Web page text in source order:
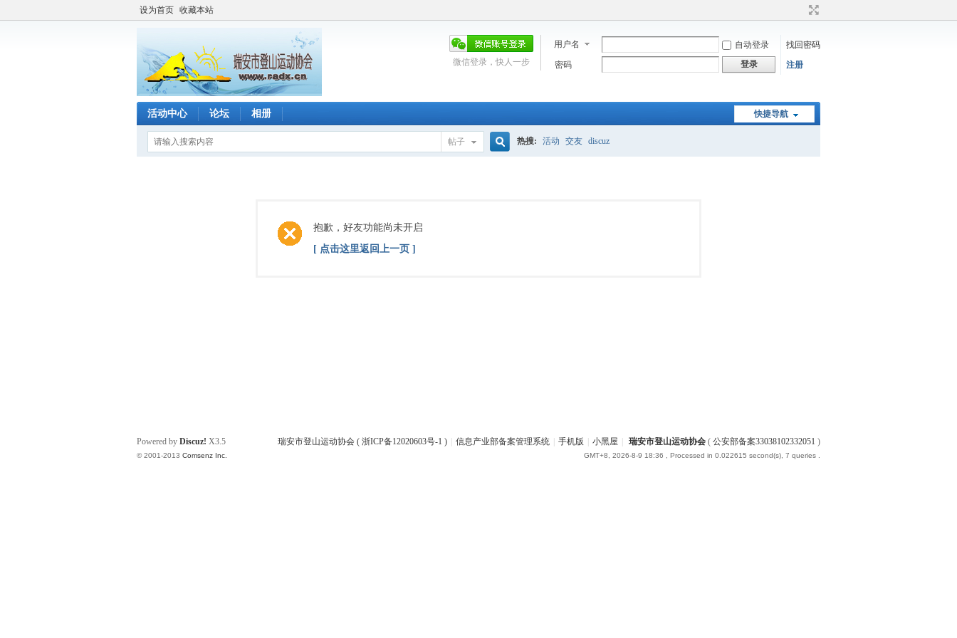
设为首页 收藏本站
用户名 自动登录
找回密码
密码
登录 注册
微信登录，快人一步
快捷导航
活动中心 论坛 相册
帖子 热搜: 活动 交友 discuz
抱歉，好友功能尚未开启
[ 点击这里返回上一页 ]
瑞安市登山运动协会 ( 浙ICP备12020603号-1 ) 信息产业部备案管理系统 手机版 小黑屋 瑞安市登山运动协会 ( 公安部备案33038102332051 )
GMT+8, 2026-8-9 18:36 , Processed in 0.022615 second(s), 7 queries .
Powered by Discuz! X3.5
© 2001-2013 Comsenz Inc.